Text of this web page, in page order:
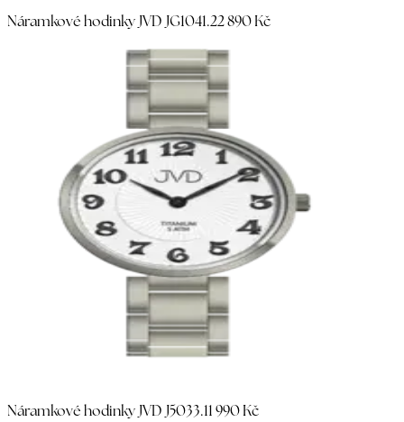
Náramkové hodinky JVD JG1041.22 890 Kč
Náramkové hodinky JVD J5033.11 990 Kč